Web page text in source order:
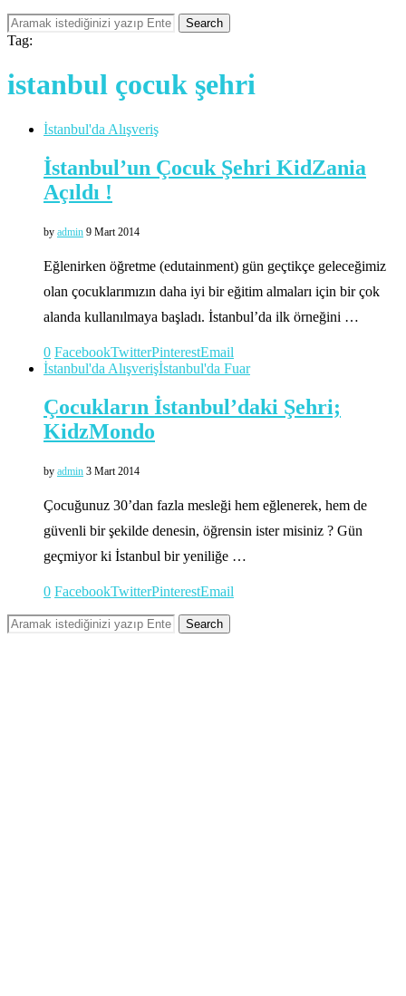
Search
Tag:
istanbul çocuk şehri
İstanbul'da Alışveriş
İstanbul’un Çocuk Şehri KidZania
Açıldı !
by admin 9 Mart 2014
Eğlenirken öğretme (edutainment) gün geçtikçe geleceğimiz
olan çocuklarımızın daha iyi bir eğitim almaları için bir çok
alanda kullanılmaya başladı. İstanbul’da ilk örneğini …
0 FacebookTwitterPinterestEmail
İstanbul'da Alışverişİstanbul'da Fuar
Çocukların İstanbul’daki Şehri;
KidzMondo
by admin 3 Mart 2014
Çocuğunuz 30’dan fazla mesleği hem eğlenerek, hem de
güvenli bir şekilde denesin, öğrensin ister misiniz ? Gün
geçmiyor ki İstanbul bir yeniliğe …
0 FacebookTwitterPinterestEmail